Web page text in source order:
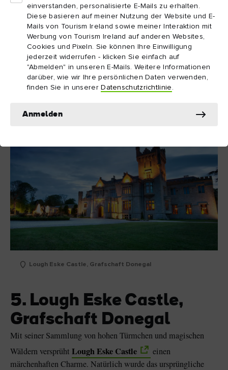
einverstanden, personalisierte E-Mails zu erhalten.
Diese basieren auf meiner Nutzung der Website und E-
Mails von Tourism Ireland sowie meiner Interaktion mit
Werbung von Tourism Ireland auf anderen Websites,
Cookies und Pixeln. Sie können Ihre Einwilligung
jederzeit widerrufen - klicken Sie einfach auf
"Abmelden" in unseren E-Mails. Weitere Informationen
darüber, wie wir Ihre persönlichen Daten verwenden,
finden Sie in unsererDatenschutzrichtlinie
Anmelden
Wussten Sie schon?
Die nahe gelegene Burg von Kilkenny wurde 1967
von der Familie Butler für nur 50 Pfund an die
Einwohner von Kilkenny verschenkt.
Lough Eske Castle, Grafschaft Donegal
5. Lough Eske Castle,
Grafschaft Donegal
Mit seiner Sammlung von hohen Türmchen und magischen
Wäldern versprüht Lough Eske Castle
einen
märchenhaften Charme. Natürlich wurde das ursprüngliche